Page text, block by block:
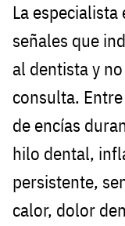
La
señales que
al dentista y
consulta.
de encías
hilo dental,
persistente,
calor, dolor